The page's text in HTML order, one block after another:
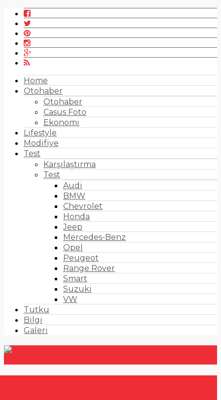
Home
Otohaber
Otohaber
Casus Foto
Ekonomi
Lifestyle
Modifiye
Test
Karşılaştırma
Test
Audi
BMW
Chevrolet
Honda
Jeep
Mercedes-Benz
Opel
Peugeot
Range Rover
Smart
Suzuki
VW
Tutku
Bilgi
Galeri